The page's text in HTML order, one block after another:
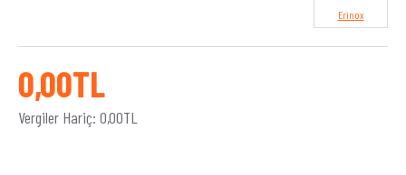
0,00TL
Vergiler Hariç: 0,00TL
Erinox